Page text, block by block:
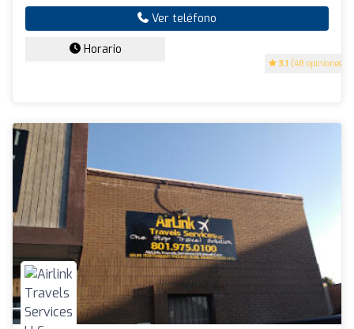
3.1 (48 opiniones)
Ver teléfono
Horario